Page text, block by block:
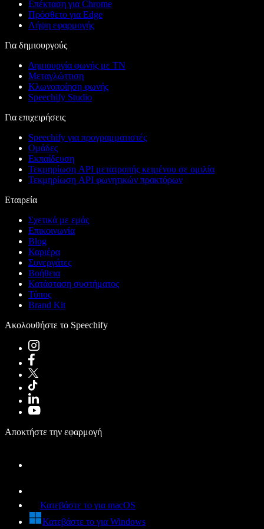
Επέκταση για Chrome
Πρόσθετο για Edge
Λήψη εφαρμογής
Για δημιουργούς
Δημιουργία φωνής με ΤΝ
Μεταγλώττιση
Κλωνοποίηση φωνής
Speechify Studio
Για επιχειρήσεις
Speechify για προγραμματιστές
Ομάδες
Εκπαίδευση
Τεκμηρίωση API μετατροπής κειμένου σε ομιλία
Τεκμηρίωση API φωνητικών πρακτόρων
Εταιρεία
Σχετικά με εμάς
Επικοινωνία
Blog
Καριέρα
Συνεργάτες
Βοήθεια
Κατάσταση συστήματος
Τύπος
Brand Kit
Ακολουθήστε το Speechify
Αποκτήστε την εφαρμογή
Κατεβάστε το για macOS
Κατεβάστε το για Windows